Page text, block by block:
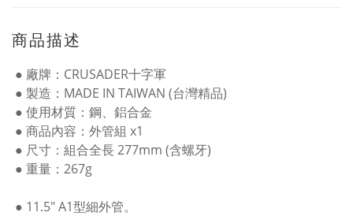
商品描述
● 廠牌：CRUSADER十字軍
● 製造：MADE IN TAIWAN (台灣精品)
● 使用材質：鋼、鋁合金
● 商品內容：外管組 x1
● 尺寸：組合全長 277mm (含螺牙)
● 重量：267g
● 11.5" A1型細外管。